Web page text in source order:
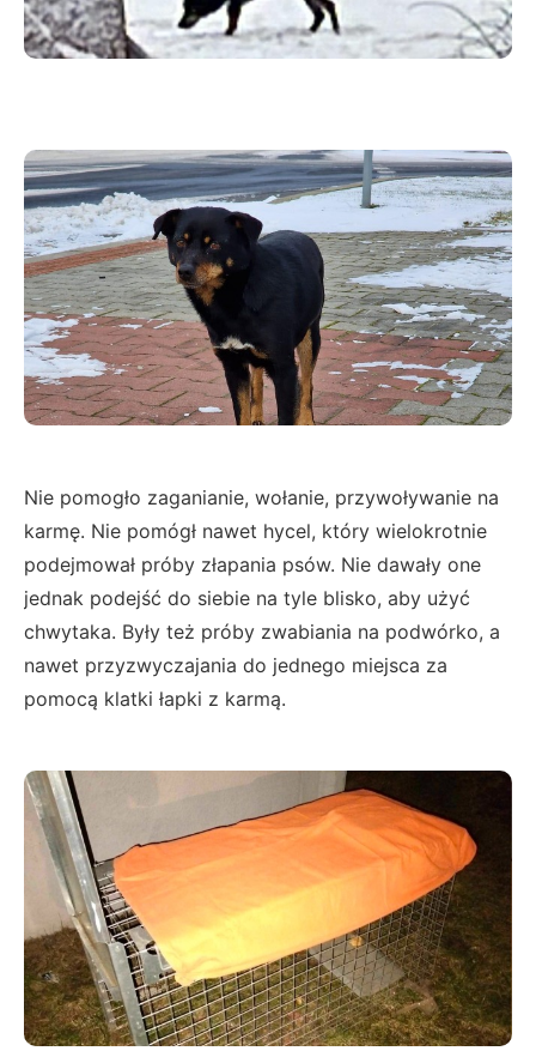
Nie pomogło zaganianie, wołanie, przywoływanie na
karmę. Nie pomógł nawet hycel, który wielokrotnie
podejmował próby złapania psów. Nie dawały one
jednak podejść do siebie na tyle blisko, aby użyć
chwytaka. Były też próby zwabiania na podwórko, a
nawet przyzwyczajania do jednego miejsca za
pomocą klatki łapki z karmą.